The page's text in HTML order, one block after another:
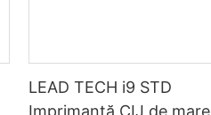
LEAD TECH i9 STD
Imprimantă CIJ de mare